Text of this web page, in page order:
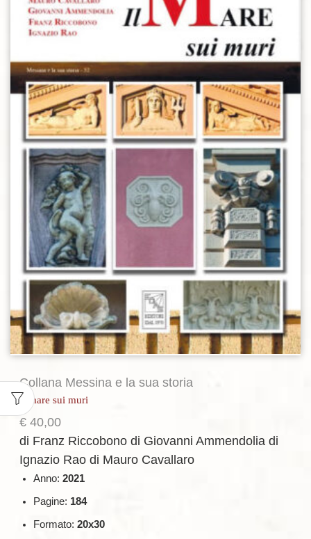
Collana Messina e la sua storia
Il mare sui muri
€ 40,00
di Franz Riccobono di Giovanni Ammendolia di
Ignazio Rao di Mauro Cavallaro
Anno: 2021
Pagine: 184
Formato: 20x30